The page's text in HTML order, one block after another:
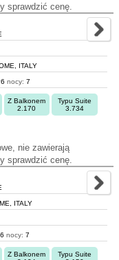
sprawdzić cenę.
ITALY
nocy: 7
Z Balkonem
2.170
Typu Suite
3.734
nie zawierają
sprawdzić cenę.
ITALY
nocy: 7
Z Balkonem
Typu Suite